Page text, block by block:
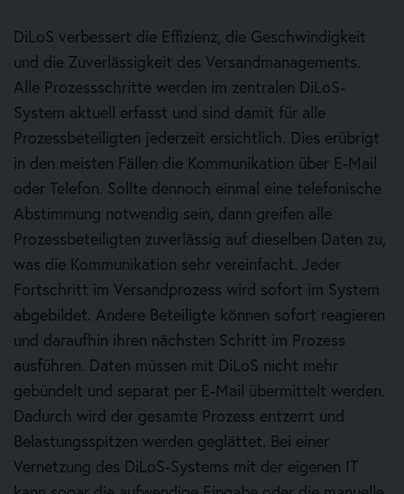
DiLoS verbessert die Effizienz, die Geschwindigkeit
und die Zuverlässigkeit des Versandmanagements.
Alle Prozessschritte werden im zentralen DiLoS-
System aktuell erfasst und sind damit für alle
Prozessbeteiligten jederzeit ersichtlich. Dies erübrigt
in den meisten Fällen die Kommunikation über E-Mail
oder Telefon. Sollte dennoch einmal eine telefonische
Abstimmung notwendig sein, dann greifen alle
Prozessbeteiligten zuverlässig auf dieselben Daten zu,
was die Kommunikation sehr vereinfacht. Jeder
Fortschritt im Versandprozess wird sofort im System
abgebildet. Andere Beteiligte können sofort reagieren
und daraufhin ihren nächsten Schritt im Prozess
ausführen. Daten müssen mit DiLoS nicht mehr
gebündelt und separat per E-Mail übermittelt werden.
Dadurch wird der gesamte Prozess entzerrt und
Belastungsspitzen werden geglättet. Bei einer
Vernetzung des DiLoS-Systems mit der eigenen IT